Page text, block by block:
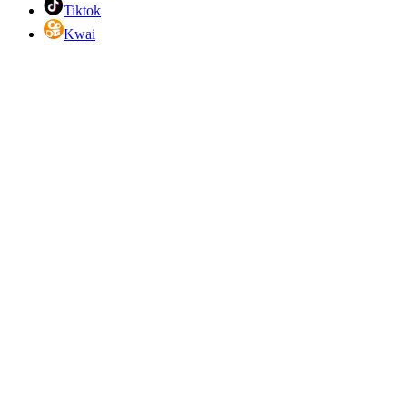
Tiktok
Kwai